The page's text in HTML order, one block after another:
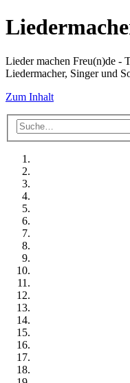
Lieder machen Freu(n)de -
Liedermacher, Singer und
Zum Inhalt